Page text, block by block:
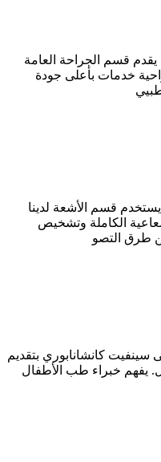
قسم الجراحة العامة
خدمات بأعلى جودة
قسم الأشعة لدينا
الكاملة وتشخيص
طرق التصو
كانشانابوري بتقديم
يفهم خبراء طب الأطفال